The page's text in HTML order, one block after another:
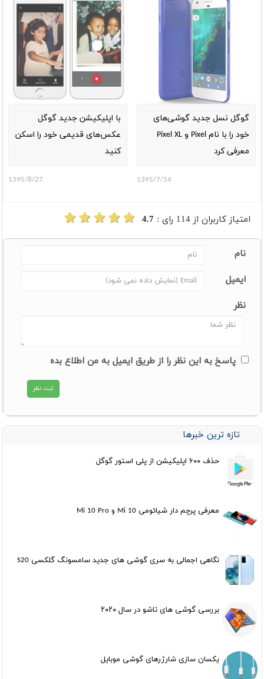
گوگل نسل جدید گوشی‌های
خود را با نام Pixel و Pixel XL
معرفی کرد
1395/7/14
با اپلیکیشن جدید گوگل
عکس‌های قدیمی خود را اسکن
کنید
1395/8/27
امتیاز کاربران از 114 رای : 4.7
نام
ایمیل
نظر
پاسخ به این نظر را از طریق ایمیل به من اطلاع بده
تازه ترین خبرها
حذف ۶۰۰ اپلیکیشن از پلی استور گوگل
معرفی پرچم دار شیائومی Mi 10 و Mi 10 Pro
نگاهی اجمالی به سری گوشی های جدید سامسونگ گلکسی S20
بررسی گوشی های تاشو در سال ۲۰۲۰
یکسان سازی شارژرهای گوشی موبایل